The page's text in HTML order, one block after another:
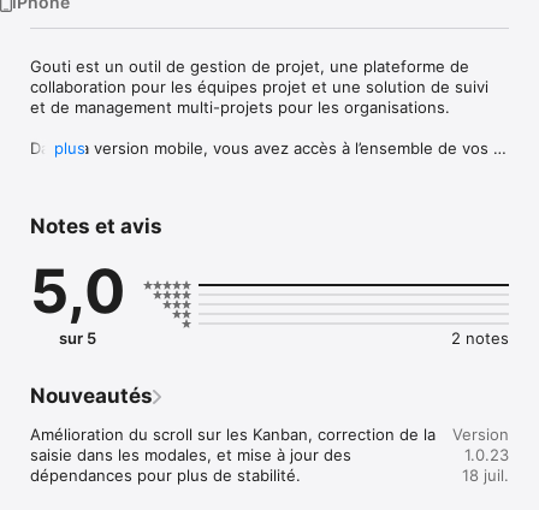
Gouti est un outil de gestion de projet, une plateforme de
collaboration pour les équipes projet et une solution de suivi
et de management multi-projets pour les organisations.
Dans sa version mobile, vous avez accès à l’ensemble de vos
Fonctionnalités :
vous êtes positionnés.
Les vues dédiées, « Mes tâches », « Mes actions », « Mes
problèmes », vous permettent de rapidement visualiser votre
avancement par un système KANBAN.
modifier si vous avez les droits.
temps réel sur les activités avec vos collaborateurs et
d’envoyer des notifications.
Les notifications Gouti sont notifiées sur l'application.
plus
Notes et avis
5,0
sur 5 2 notes
Nouveautés
Amélioration du scroll sur les Kanban, correction de la
saisie dans les modales, et mise à jour des
dépendances pour plus de stabilité.
Version
1.0.23
18 juil.